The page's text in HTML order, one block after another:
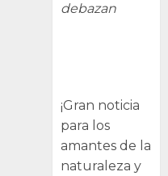
debazan
¡Gran noticia
para los
amantes de la
naturaleza y